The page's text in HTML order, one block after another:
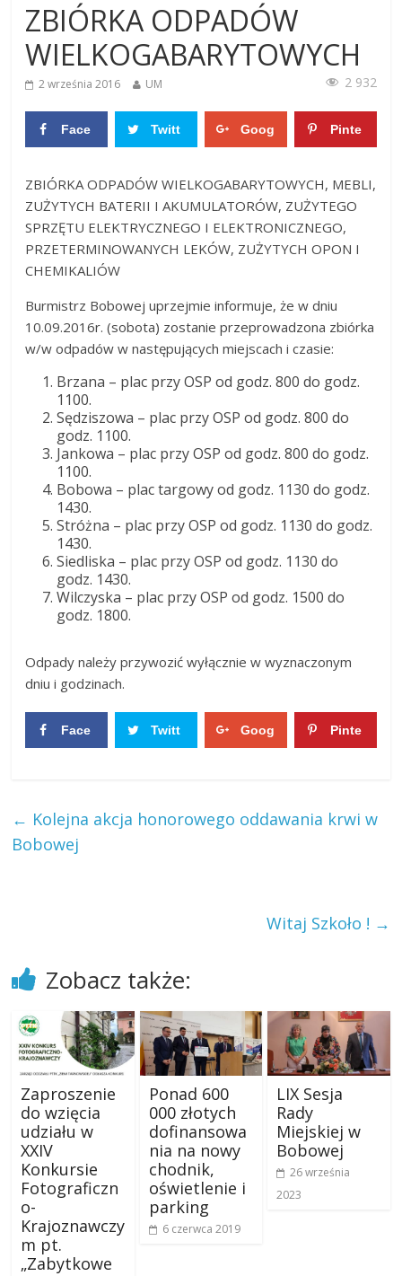
ZBIÓRKA ODPADÓW
WIELKOGABARYTOWYCH
2 września 2016 UM 2 932
Face
k
Twitt Goog Pinte
ZBIÓRKA ODPADÓW WIELKOGABARYTOWYCH, MEBLI,
ZUŻYTYCH BATERII I AKUMULATORÓW, ZUŻYTEGO
SPRZĘTU ELEKTRYCZNEGO I ELEKTRONICZNEGO,
PRZETERMINOWANYCH LEKÓW, ZUŻYTYCH OPON I
CHEMIKALIÓW
Burmistrz Bobowej uprzejmie informuje, że w dniu
10.09.2016r. (sobota) zostanie przeprowadzona zbiórka
w/w odpadów w następujących miejscach i czasie:
Brzana – plac przy OSP od godz. 800 do godz.
1100.
Sędziszowa – plac przy OSP od godz. 800 do
godz. 1100.
Jankowa – plac przy OSP od godz. 800 do godz.
1100.
Bobowa – plac targowy od godz. 1130 do godz.
1430.
Stróżna – plac przy OSP od godz. 1130 do godz.
1430.
Siedliska – plac przy OSP od godz. 1130 do
godz. 1430.
Wilczyska – plac przy OSP od godz. 1500 do
godz. 1800.
Odpady należy przywozić wyłącznie w wyznaczonym
dniu i godzinach.
Face Twitt Goog Pinte
← Kolejna akcja honorowego oddawania krwi w
Bobowej
Witaj Szkoło ! →
Zobacz także:
Zaproszenie
do wzięcia
udziału w
XXIV
Konkursie
Fotograficzn
o-
Krajoznawczy
m pt.
„Zabytkowe
Ponad 600
000 złotych
dofinansowa
nia na nowy
chodnik,
oświetlenie i
parking
6 czerwca 2019
LIX Sesja
Rady
Miejskiej w
Bobowej
26 września
2023